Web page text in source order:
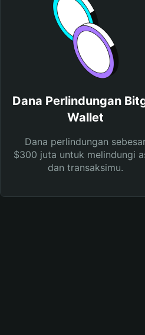
Dana Perlindungan
Wallet
Dana perlindungan
$300 juta untuk melindungi
dan transaksimu.